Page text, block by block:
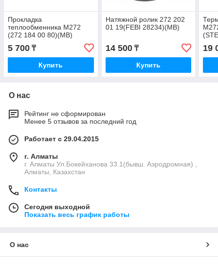
Прокладка
теплообменника M272
(272 184 00 80)(MB)
5 700 ₸
Купить
Натяжной ролик 272 202
01 19(FEBI 28234)(MB)
14 500₸
Купить
19
О нас
Рейтинг не сформирован
Менее 5 отзывов за последний год
Работает с 29.04.2015
г. Алматы
г. Алматы Ул.Бокейханова 33.1(бывш. Аэродромная) ,
Алматы, Казахстан
Контакты
Сегодня выходной
Показать весь график работы
О нас